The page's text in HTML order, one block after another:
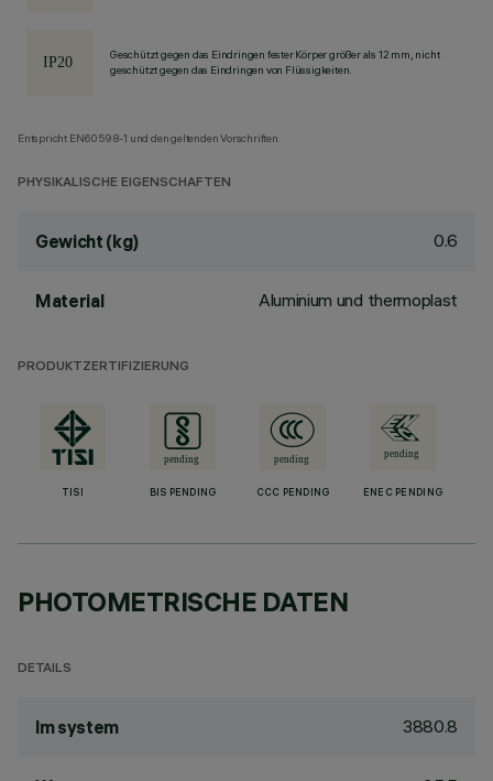
Geschützt gegen das Eindringen fester Körper größer als 12 mm, nicht
geschützt gegen das Eindringen von Flüssigkeiten.
Entspricht EN60598-1 und den geltenden Vorschriften.
PHYSIKALISCHE EIGENSCHAFTEN
Gewicht (kg) 0.6
Material Aluminium und thermoplast
PRODUKTZERTIFIZIERUNG
TISI BIS PENDING CCC PENDING ENEC PENDING
PHOTOMETRISCHE DATEN
DETAILS
lm system 3880.8